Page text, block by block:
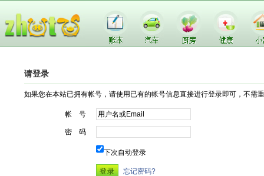
请登录
如果您在本站已拥有帐号，请使用已有的帐号信息直接进行登录即可，不需
帐 号
密 码
下次自动登录
忘记密码?